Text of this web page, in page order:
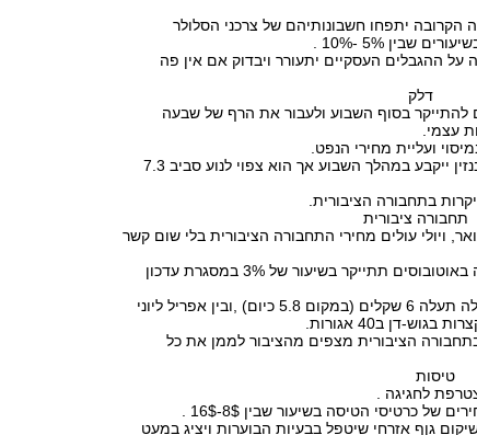
יתפחו חשבונותיהם של צרכני הסלולר
שבין 5% -10% .
על ההגבלים העסקיים יתעורר ויבדוק אם אין פה
להתייקר בסוף השבוע ולעבור את הרף של שבעה
עצמי.
ועליית מחירי הנפט.
מחירו הסופי של הבנזין ייקבע במהלך השבוע אך הוא צפוי לנוע סביב 7.3
בתחבורה הציבורית.
ויולי עולים מחירי התחבורה הציבורית בלי שום קשר
בשבוע הבא הנסיעה באוטובוסים תתייקר בשיעור של 3% במסגרת עדכון
כך למשל נסיעה רגילה תעלה 6 שקלים (במקום 5.8 כיום) ,ובין אפריל ליוני
דן ב40 אגורות.
הציבורית מצפים מהציבור לממן את כל
לחגיגה .
גןף אזרחי שיטפל בבעיות הבוערות ויציג במעט